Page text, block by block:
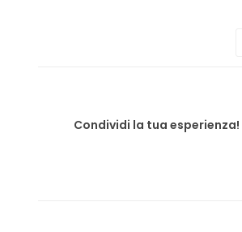
Condividi la tua esperienza!